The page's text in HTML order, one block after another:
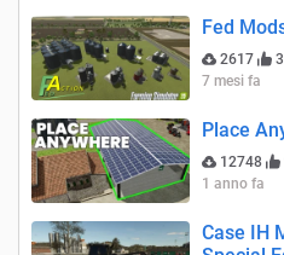
Fed
2617
3
7 mesi fa
Place
12748
1 anno fa
Case IH